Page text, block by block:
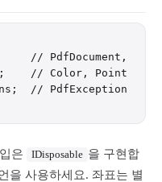
// PdfDocument, Pdf,
// Color, Point,
은 IDisposable 을 구현합
을 사용하세요. 좌표는 별